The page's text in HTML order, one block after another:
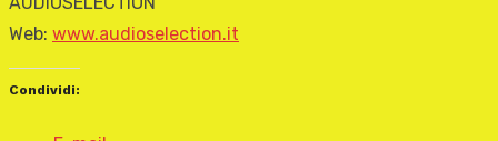
Web: www.audioselection.it
Condividi: